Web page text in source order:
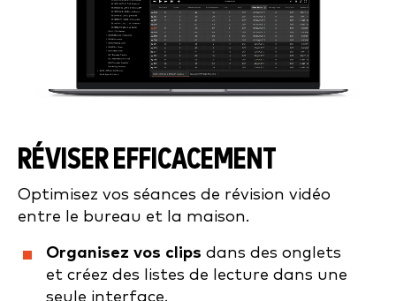
RÉVISER EFFICACEMENT
Optimisez vos séances de révision vidéo
entre le bureau et la maison.
Organisez vos clips dans des onglets
et créez des listes de lecture dans une
seule interface.